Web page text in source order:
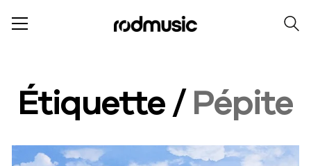
Étiquette / Pépite